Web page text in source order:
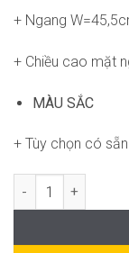
+ Ngang
+ Chiều cao mặt
MÀU SẮC
+ Tùy chọn có
Ghế Ski RPB-